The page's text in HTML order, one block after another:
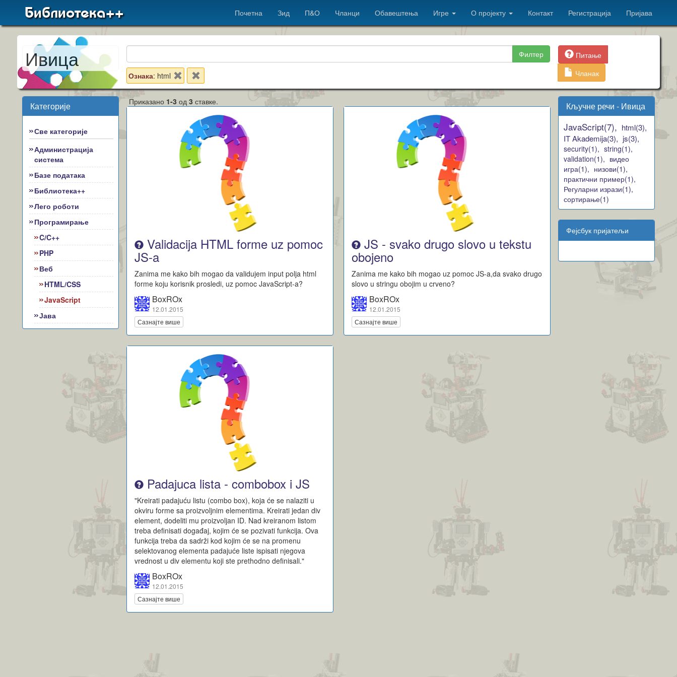
Библиотека++ Почетна Зид П&О Чланци Обавештења Игре О пројекту Контакт Регистрација Пријава
Ивица Филтер
Ознака: html
Питање
Чланак
Категорије
Све категорије
Администрација
система
Базе података
Библиотека++
Лего роботи
Програмирање
C/C++
PHP
Веб
HTML/CSS
JavaScript
Јава
Приказано 1-3 од3 ставке.
Validacija HTML forme uz pomoc
JS-a
Zanima me kako bih mogao da validujem input polja html
forme koju korisnik prosledi, uz pomoc JavaScript-a?
BoxROx
12.01.2015
Сазнајте више
JS - svako drugo slovo u tekstu
obojeno
Zanima me kako bih mogao uz pomoc JS-a,da svako drugo
slovo u stringu obojim u crveno?
BoxROx
12.01.2015
Сазнајте више
Padajuca lista - combobox i JS
"Kreirati padajuću listu (combo box), koja će se nalaziti u
okviru forme sa proizvoljnim elementima. Kreirati jedan div
element, dodeliti mu proizvoljan ID. Nad kreiranom listom
treba definisati događaj, kojim će se pozivati funkcija. Ova
funkcija treba da sadrži kod kojim će se na promenu
selektovanog elementa padajuće liste ispisati njegova
vrednost u div elementu koji ste prethodno definisali."
BoxROx
12.01.2015
Сазнајте више
Кључне речи - Ивица
JavaScript(7), html(3),
IT Akademija(3), js(3),
security(1), string(1),
validation(1), видео
игра(1), низови(1),
практични пример(1),
Регуларни изрази(1),
сортирање(1)
Фејсбук пријатељи